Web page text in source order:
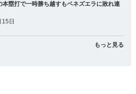
本塁打で一時勝ち越すもベネズエラに敗れ連
日
もっと見る